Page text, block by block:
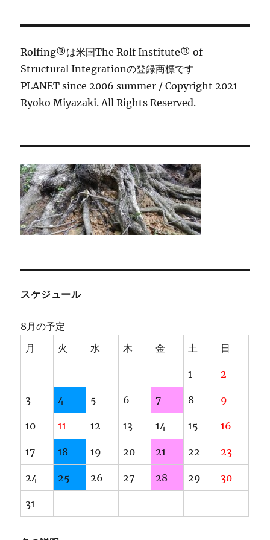
ン
Rolfing®は米国The Rolf Institute® of
Structural Integrationの登録商標です
PLANET since 2006 summer / Copyright 2021
Ryoko Miyazaki. All Rights Reserved.
スケジュール
8月の予定
月
火 水 木 金 土 日
1 2
3 4 5 6 7 8 9
10 11 12 13 14 15 16
17 18 19 20 21 22 23
24 25 26 27 28 29 30
31